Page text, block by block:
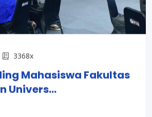
3368x
Mahasiswa Fakultas
Univers...